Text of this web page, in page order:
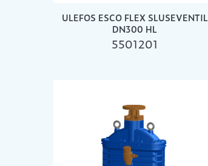
ULEFOS ESCO FLEX SLUSEVENTIL
DN300 HL
5501201